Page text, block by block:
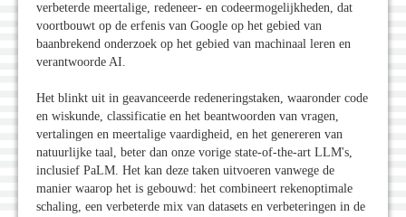
verbeterde meertalige, redeneer- en codeermogelijkheden, dat
voortbouwt op de erfenis van Google op het gebied van
baanbrekend onderzoek op het gebied van machinaal leren en
verantwoorde AI.
Het blinkt uit in geavanceerde redeneringstaken, waaronder code
en wiskunde, classificatie en het beantwoorden van vragen,
vertalingen en meertalige vaardigheid, en het genereren van
natuurlijke taal, beter dan onze vorige state-of-the-art LLM's,
inclusief PaLM. Het kan deze taken uitvoeren vanwege de
manier waarop het is gebouwd: het combineert rekenoptimale
schaling, een verbeterde mix van datasets en verbeteringen in de